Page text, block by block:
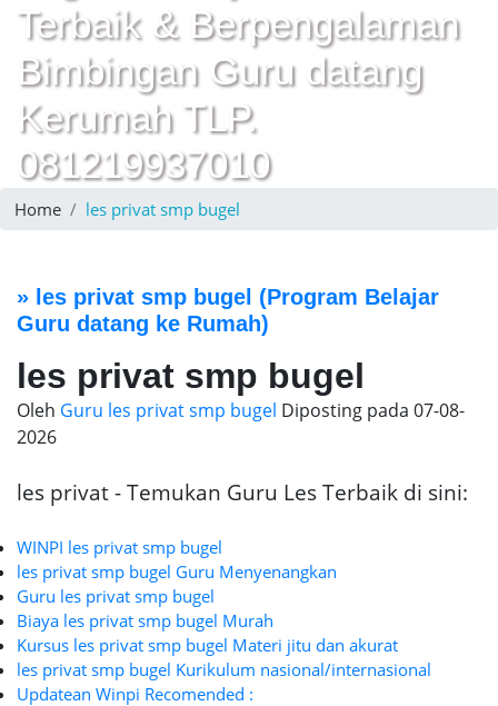
Terbaik & Berpengalaman
Bimbingan Guru datang
Kerumah TLP.
081219937010
Home les privat smp bugel
» les privat smp bugel (Program Belajar
Guru datang ke Rumah)
les privat smp bugel
Oleh Guru les privat smp bugel Diposting pada 07-08-
2026
les privat - Temukan Guru Les Terbaik di sini:
WINPI les privat smp bugel
les privat smp bugel Guru Menyenangkan
Guru les privat smp bugel
Biaya les privat smp bugel Murah
Kursus les privat smp bugel Materi jitu dan akurat
les privat smp bugel Kurikulum nasional/internasional
Updatean Winpi Recomended :